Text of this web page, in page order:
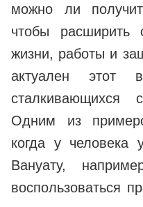
можно ли
чтобы расширить
жизни, работы и
актуален этот
сталкивающихся
Одним из
когда у человека
Вануату,
воспользоваться